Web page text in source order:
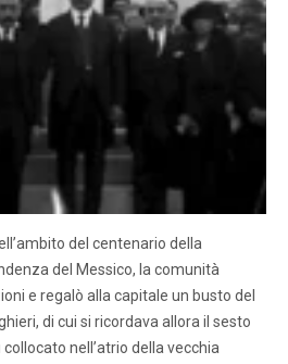
del centenario della
del Messico, la comunità
e regalò alla capitale un busto del
di cui si ricordava allora il sesto
nell’atrio della vecchia